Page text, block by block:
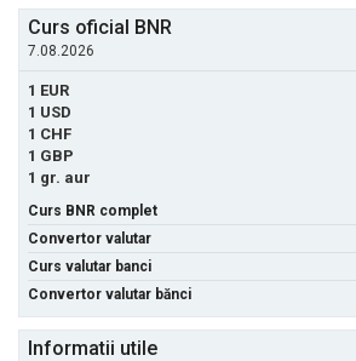
Curs oficial BNR
7.08.2026
1 EUR
1 USD
1 CHF
1 GBP
1 gr. aur
Curs BNR complet
Convertor valutar
Curs valutar banci
Convertor valutar bănci
Informatii utile